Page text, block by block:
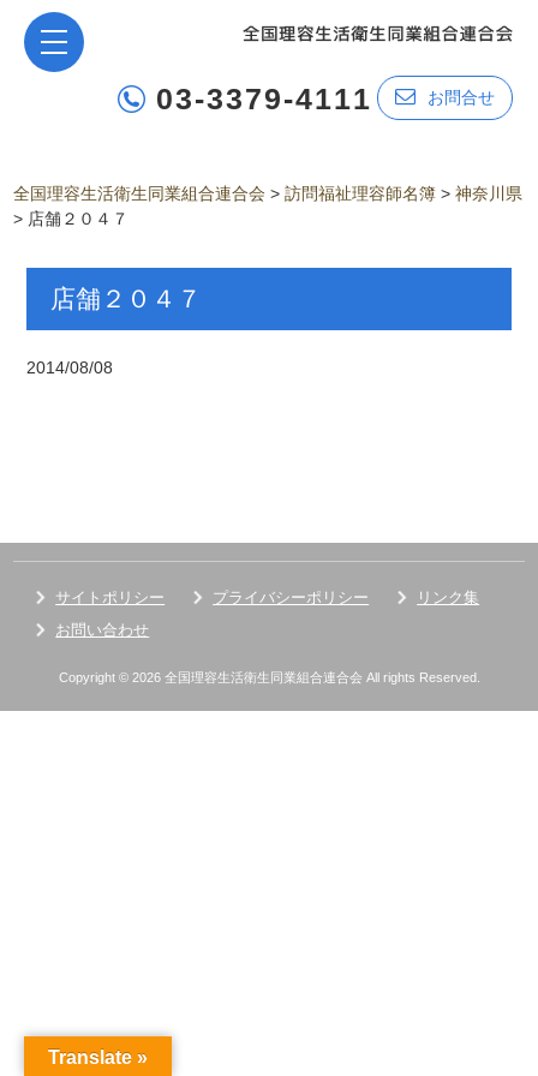
03-3379-4111 お問合せ
全国理容生活衛生同業組合連合会 >訪問福祉理容師名簿 >神奈川県
> 店舗２０４７
店舗２０４７
2014/08/08
サイトポリシー プライバシーポリシー
リンク集
お問い合わせ
Copyright © 2026 全国理容生活衛生同業組合連合会 All rights Reserved.
Translate »